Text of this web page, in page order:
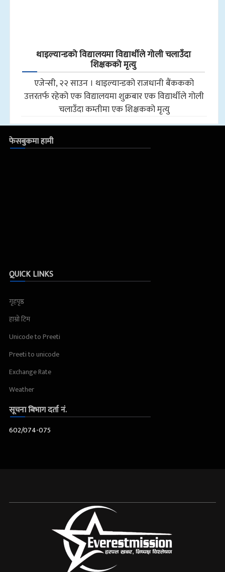
थाइल्यान्डको विद्यालयमा विद्यार्थीले गोली चलाउँदा
शिक्षकको मृत्यु
एजेन्सी, २२ साउन । थाइल्यान्डको राजधानी बैंककको
उत्तरतर्फ रहेको एक विद्यालयमा शुक्रबार एक विद्यार्थीले गोली
चलाउँदा कम्तीमा एक शिक्षकको मृत्यु
फेसबुकमा हामी
QUICK LINKS
गृहपृष्ठ
हाम्रो टिम
Unicode to Preeti
Preeti to unicode
Exchange Rate
Weather
सूचना बिभाग दर्ता नं.
602/074-075